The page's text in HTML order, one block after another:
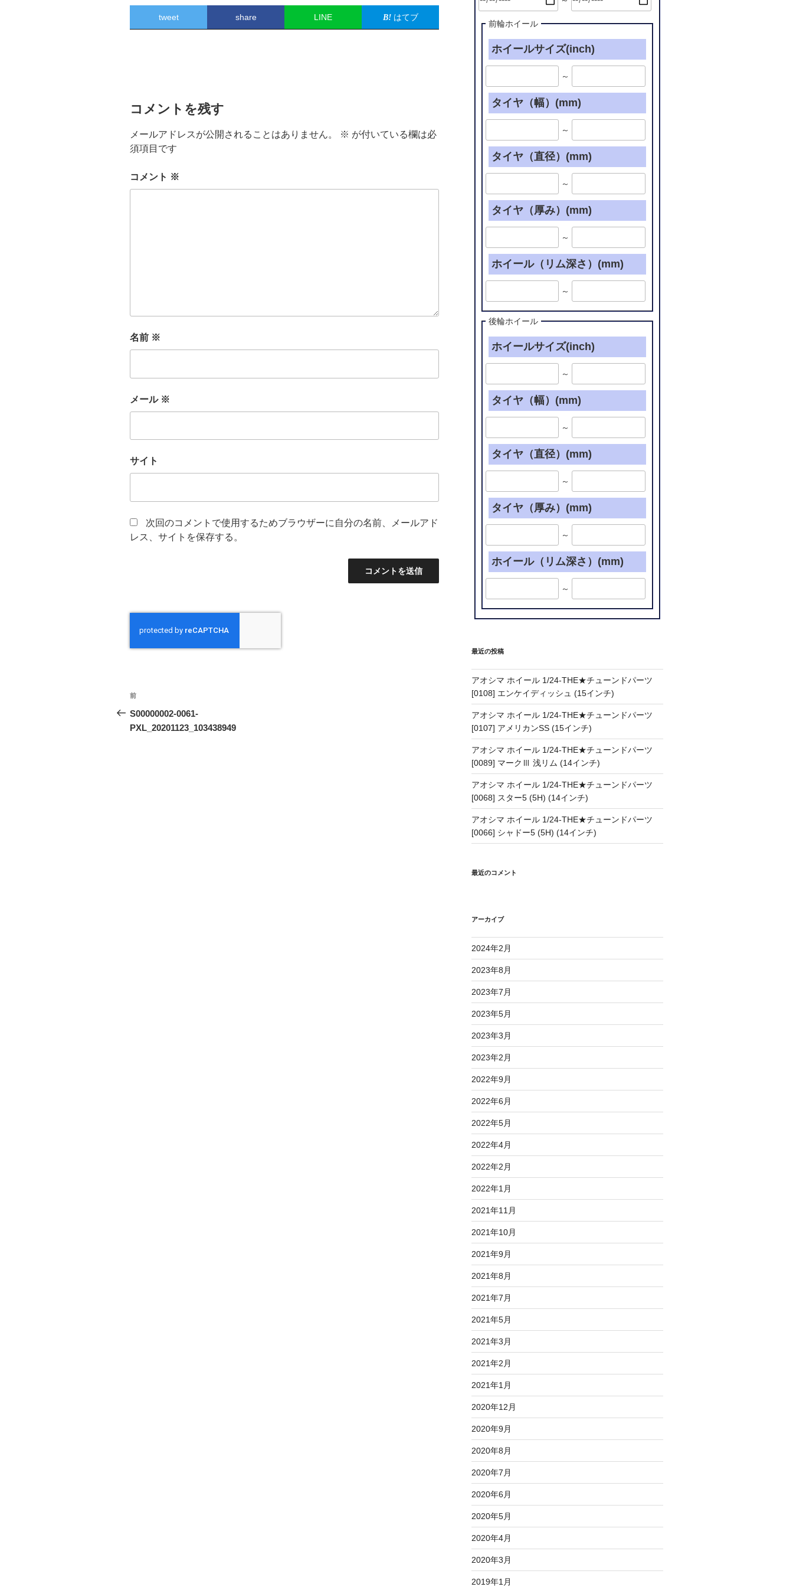
tweet share LINE はてブ
コメントを残す
メールアドレスが公開されることはありません。 ※ が付いている欄は必
須項目です
コメント ※
名前 ※
メール ※
サイト
次回のコメントで使用するためブラウザーに自分の名前、メールアド
レス、サイトを保存する。
投
稿
ナ
前
の
投
前
S00000002-0061-
PXL_20201123_103438949
前輪ホイール
ホイールサイズ(inch)
～
タイヤ（幅）(mm)
～
タイヤ（直径）(mm)
～
タイヤ（厚み）(mm)
～
ホイール（リム深さ）(mm)
～
後輪ホイール
ホイールサイズ(inch)
～
タイヤ（幅）(mm)
～
タイヤ（直径）(mm)
～
タイヤ（厚み）(mm)
～
ホイール（リム深さ）(mm)
～
最近の投稿
アオシマ ホイール 1/24-THE★チューンドパーツ
[0108] エンケイディッシュ (15インチ)
アオシマ ホイール 1/24-THE★チューンドパーツ
[0107] アメリカンSS (15インチ)
アオシマ ホイール 1/24-THE★チューンドパーツ
[0089] マークⅢ 浅リム (14インチ)
アオシマ ホイール 1/24-THE★チューンドパーツ
[0068] スター5 (5H) (14インチ)
アオシマ ホイール 1/24-THE★チューンドパーツ
[0066] シャドー5 (5H) (14インチ)
最近のコメント
アーカイブ
2024年2月
2023年8月
2023年7月
2023年5月
2023年3月
2023年2月
2022年9月
2022年6月
2022年5月
2022年4月
2022年2月
2022年1月
2021年11月
2021年10月
2021年9月
2021年8月
2021年7月
2021年5月
2021年3月
2021年2月
2021年1月
2020年12月
2020年9月
2020年8月
2020年7月
2020年6月
2020年5月
2020年4月
2020年3月
2019年1月